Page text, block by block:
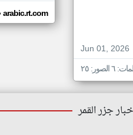
Jun 01, 2026
٢٥
arabic.rt.com
جزر القمر